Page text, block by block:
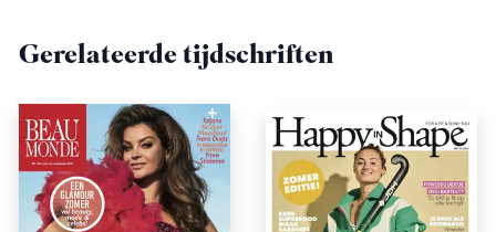
Gerelateerde tijdschriften